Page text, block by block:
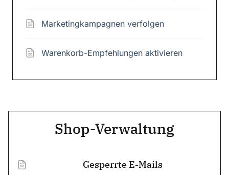
Marketingkampagnen verfolgen
Warenkorb-Empfehlungen aktivieren
Shop-Verwaltung
Gesperrte E-Mails